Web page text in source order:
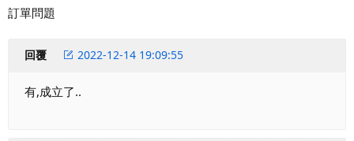
訂單問題
回覆 2022-12-14 19:09:55
有,成立了..